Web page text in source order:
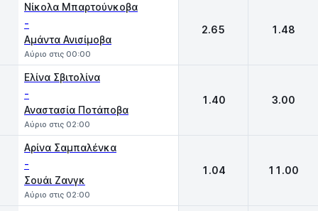
Νίκολα Μπαρτούνκοβα
-
Αμάντα Ανισίμοβα
Αύριο στις 00:00
2.65 1.48
Ελίνα Σβιτολίνα
-
Αναστασία Ποτάποβα
Αύριο στις 02:00
1.40 3.00
Aρίνα Σαμπαλένκα
-
Σουάι Ζανγκ
Αύριο στις 02:00
1.04 11.00